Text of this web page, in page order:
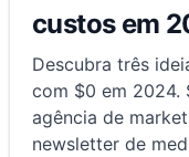
custos em
Descubra três
com $0 em 2024.
agência de
newsletter de